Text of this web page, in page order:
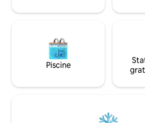
Roman Ridge. À 5-10 minutes en voiture
solo et les escapades d'un week-end
Piscine